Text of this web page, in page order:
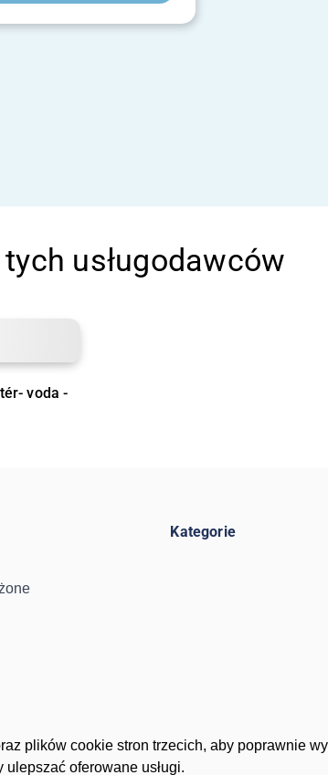
usługodawców
voda -
Kategorie
plików cookie stron trzecich, aby poprawnie
oferowane usługi.